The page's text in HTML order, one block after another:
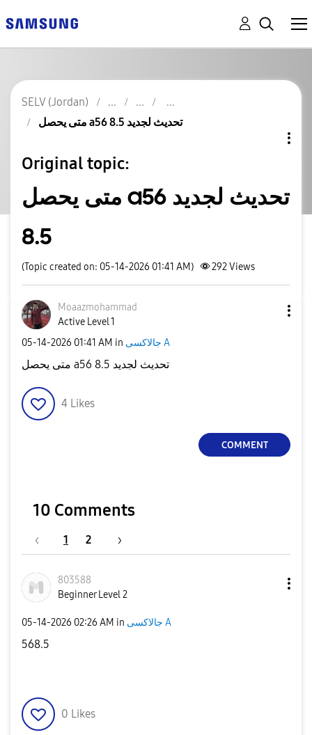
SELV (Jordan)
متى يحصل a56 تحديث لجديد 8.5
Original topic:
متى يحصل a56 تحديث لجديد
8.5
(Topic created on: 05-14-2026 01:41 AM) 292Views
Moaazmohammad
Active Level 1
‎05-14-2026 01:41 AM in جالاكسى A
متى يحصل a56 تحديث لجديد 8.5
4 Likes
COMMENT
10 Comments
1 2
803588
Beginner Level 2
‎05-14-2026 02:26 AM in جالاكسى A
568.5
0 Likes